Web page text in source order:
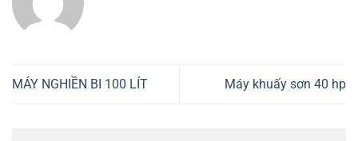
MÁY NGHIỀN BI 100 LÍT Máy khuấy sơn 40 hp